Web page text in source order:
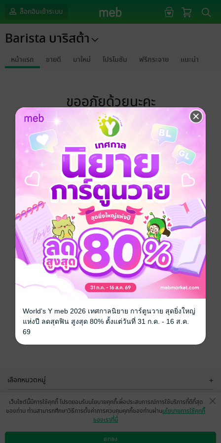
ล็อกอินเข้าระบบ
Barista บาริสต้า
หน้าแรก ขายดี มาใหม่ โปรโมชัน ฟรีกระจาย แนะนำ
ขออภัยด้วยนะคะ
ไม่พบข้อมูลในหัวข้อที่คุณกำลังชมค่ะ
เลือกหมวดหมู่ +
บริการช่วยเหลือ +
เว็บไซต์นี้มีการใช้คุกกี้ โปรดยอมรับนโยบายคุกกี้เพื่อประสบการณ์การใช้บริการที่ดีที่สุด
ของท่าน ท่านสามารถศึกษาวิธีการตั้งค่าการควบคุมคุกกี้ของท่านผ่านนโยบายการใช้คุกกี้
ของเราที่นี่
ตกลง
World's Y meb 2026 เทศกาลนิยาย การ์ตูนวาย สุดยิ่งใหญ่
แห่งปี ลดสุดฟิน สูงสุด 80% ตั้งแต่วันที่ 31 ก.ค. - 16 ส.ค.
69